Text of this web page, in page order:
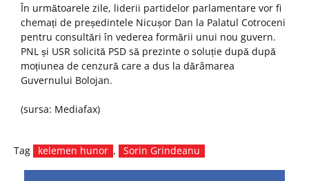
În următoarele zile, liderii partidelor parlamentare vor fi
chemați de președintele Nicușor Dan la Palatul Cotroceni
pentru consultări în vederea formării unui nou guvern.
PNL și USR solicită PSD să prezinte o soluție după după
moțiunea de cenzură care a dus la dărâmarea
Guvernului Bolojan.
(sursa: Mediafax)
Tag kelemen hunor , Sorin Grindeanu